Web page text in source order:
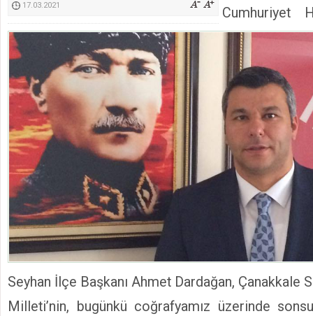
17.03.2021
Cumhuriyet
Seyhan İlçe Başkanı Ahmet Dardağan, Çanakkale
Milleti’nin, bugünkü coğrafyamız üzerinde